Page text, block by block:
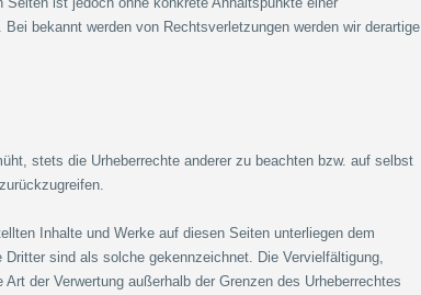
bekannt werden von Rechtsverletzungen werden wir derartige
stets die Urheberrechte anderer zu beachten bzw. auf selbst
Inhalte und Werke auf diesen Seiten unterliegen dem
sind als solche gekennzeichnet. Die Vervielfältigung,
Art der Verwertung außerhalb der Grenzen des Urheberrechtes